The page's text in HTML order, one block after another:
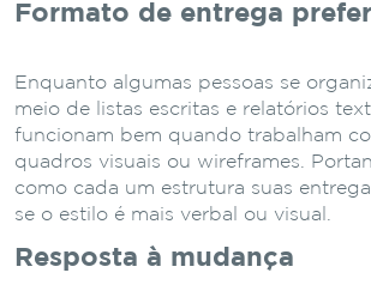
Formato de entrega
Enquanto algumas pessoas se
meio de listas escritas e relatórios
funcionam bem quando trabalham
quadros visuais ou wireframes.
como cada um estrutura suas
se o estilo é mais verbal ou visual.
Resposta à mudança